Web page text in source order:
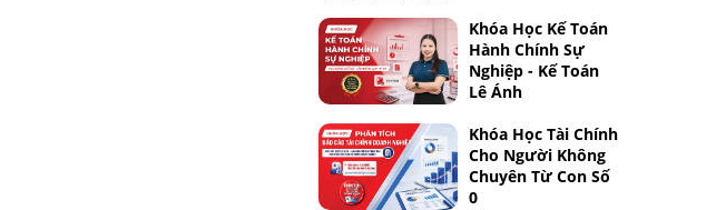
Khóa Học Kế Toán
Hành Chính Sự
Nghiệp - Kế Toán
Lê Ánh
Khóa Học Tài Chính
Cho Người Không
Chuyên Từ Con Số
0